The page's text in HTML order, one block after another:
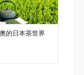
的日本茶世界